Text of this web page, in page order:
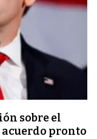
sobre el
acuerdo pronto